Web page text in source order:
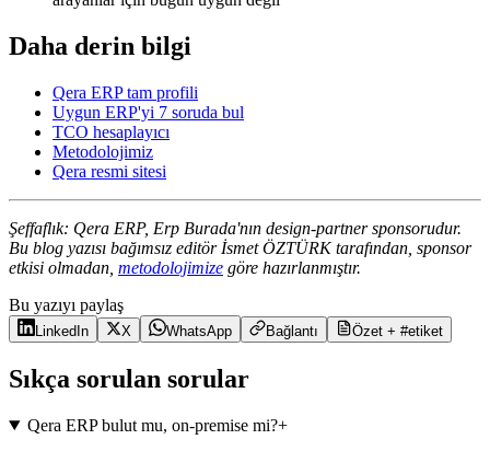
Daha derin bilgi
Qera ERP tam profili
Uygun ERP'yi 7 soruda bul
TCO hesaplayıcı
Metodolojimiz
Qera resmi sitesi
Şeffaflık: Qera ERP, Erp Burada'nın design-partner sponsorudur.
Bu blog yazısı bağımsız editör İsmet ÖZTÜRK tarafından, sponsor
etkisi olmadan, metodolojimize göre hazırlanmıştır.
Bu yazıyı paylaş
LinkedIn X WhatsApp Bağlantı Özet + #etiket
Sıkça sorulan sorular
Qera ERP bulut mu, on-premise mi?+